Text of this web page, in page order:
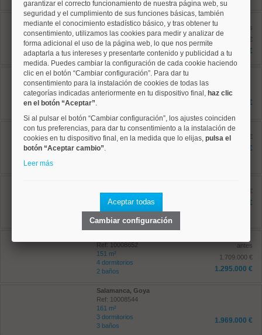
Salamanca, Goya
Ref: 10008869
122 m²
4 dormitorios
2 baños
antes
1.195.000 €
1.090.000 €
Ciudad Lineal, San Pascual
Ref: 10008724
125 m²
2 baños
943.500 €
Ciudad Lineal, Costillares
Ref: 10008896
135 m²
antes 834.000 €
788.000 €
136 m²
4 dormitorios
2 baños
antes 985.000 €
850.000 €
Ref: 10008652
151 m²
4 dormitorios
2 baños
antes
1.709.000 €
1.295.000 €
Salamanca, Goya
Ref: 10008544
161 m²
3 dormitorios
3 baños
1.969.000 €
garantizar el correcto funcionamiento de nuestra página web, su
seguridad y el cumplimiento de sus funciones básicas, también
mediante el conocimiento estadístico básico, y tras obtener tu
consentimiento, utilizamos las cookies para medir y analizar de
forma adicional el uso de la página web, lo que nos permite
adaptarla a tus intereses y presentarte contenido y publicidad a tu
medida. Puedes cambiar la configuración de cada cookie haciendo
clic en el botón “Cambiar configuración”. Para dar tu
consentimiento para la instalación de cookies de todas las
categorías indicadas anteriormente en tu dispositivo final, haz clic
en el botón “Aceptar”.
Si al pulsar el botón “Cambiar configuración”, los ajustes coinciden
con tus preferencias, para dar tu consentimiento a la instalación de
cookies en tu dispositivo final, en la medida que lo elijas, pulsa el
botón “Aceptar cambio”.
Leer más
Aceptar todas
Cambiar configuración